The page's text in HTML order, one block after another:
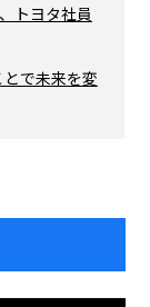
トヨタ社員
で未来を変